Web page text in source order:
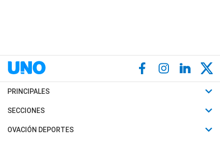
PRINCIPALES
Últimas Noticias
Política
SECCIONES
Horóscopo
OVACIÓN DEPORTES